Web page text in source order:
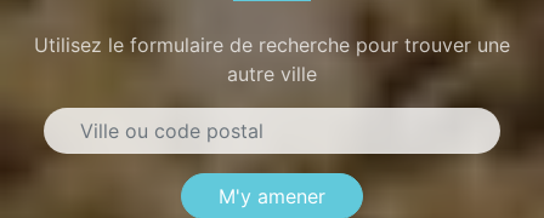
Utilisez le formulaire de recherche pour trouver une
autre ville
M'y amener